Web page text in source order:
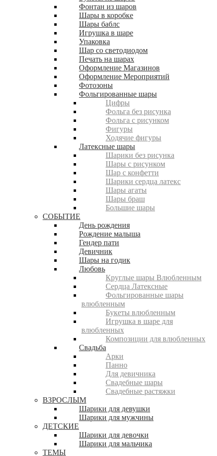
Фонтан из шаров
Шары в коробке
Шары баблс
Игрушка в шаре
Упаковка
Шар со светодиодом
Печать на шарах
Оформление Магазинов
Оформление Мероприятий
Фотозоны
Фольгированные шары
Цифры
Фольга без рисунка
Фольга с рисунком
Фигуры
Ходячие фигуры
Латексные шары
Шарики без рисунка
Шары с рисунком
Шар с конфетти
Шарики сердца латекс
Шары агаты
Шары браш
Большие шары
СОБЫТИЕ
День рождения
Рождение малыша
Гендер пати
Девичник
Шары на годик
Любовь
Круглые шары Влюбленным
Сердца Латексные
Фольгированные шары
влюбленным
Букеты влюбленным
Игрушка в шаре для
влюбленных
Композиции для влюбленных
Свадьба
Арки
Панно
Для девичника
Свадебные шары
Свадебные растяжки
ВЗРОСЛЫМ
Шарики для девушки
Шарики для мужчины
ДЕТСКИЕ
Шарики для девочки
Шарики для мальчика
ТЕМЫ